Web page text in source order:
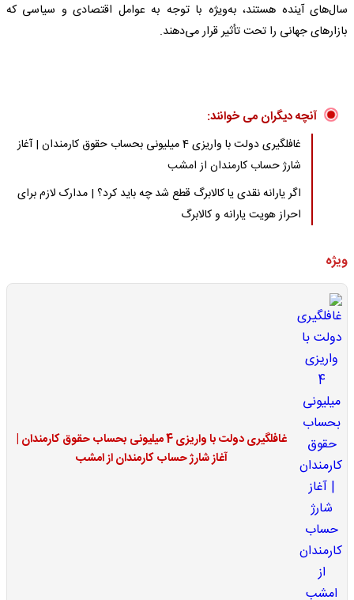
سال‌های آینده هستند، به‌ویژه با توجه به عوامل اقتصادی و سیاسی که
بازارهای جهانی را تحت تأثیر قرار می‌دهند.
آنچه دیگران می خوانند:
غافلگیری دولت با واریزی 4 میلیونی بحساب حقوق کارمندان | آغاز
شارژ حساب کارمندان از امشب
اگر یارانه نقدی یا کالابرگ قطع شد چه باید کرد؟ | مدارک لازم برای
احراز هویت یارانه و کالابرگ
ویژه
غافلگیری دولت با واریزی 4 میلیونی بحساب حقوق کارمندان |
آغاز شارژ حساب کارمندان از امشب